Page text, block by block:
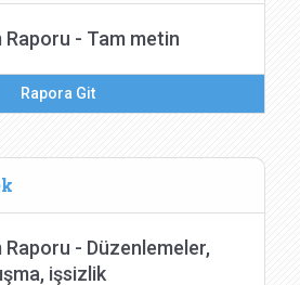
Raporu - Tam metin
Rapora Git
- Düzenlemeler,
işsizlik